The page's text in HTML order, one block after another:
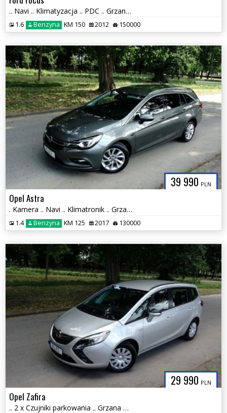
.. Navi .. Klimatyzacja .. PDC .. Grzane Fotele , Szyby i Lusterka ..
1.6 Benzyna KM 150 2012 150000
39 990 PLN
Opel Astra
. Kamera .. Navi .. Klimatronik .. Grzana Kierownica , fotele i SZYBY
1.4 Benzyna KM 125 2017 130000
29 990 PLN
Opel Zafira
.. 2 x Czujniki parkowania .. Grzana KIEROWNICA i Fotele .. Klima ..